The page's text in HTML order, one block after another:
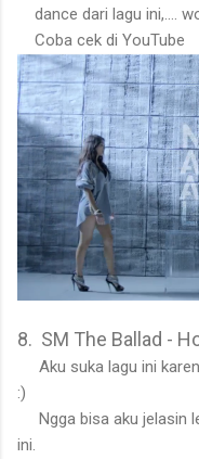
dance dari lagu ini,....
Coba cek di YouTube
8. SM The Ballad -
Aku suka lagu ini
:)
Ngga bisa aku jelasin
ini.